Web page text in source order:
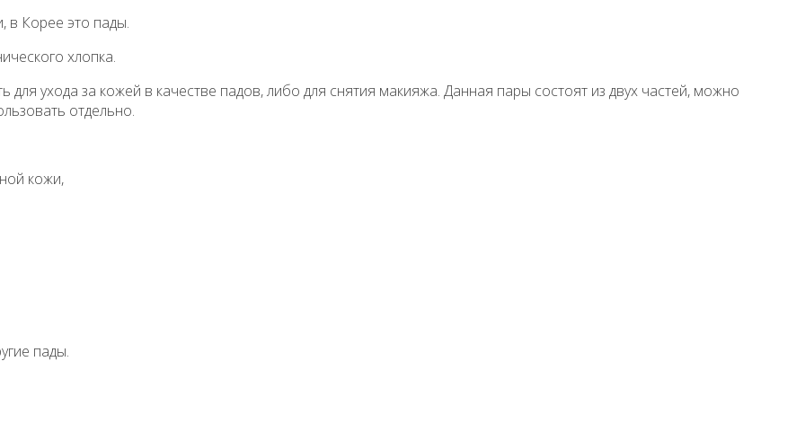
в Корее это пады.
хлопка.
ухода за кожей в качестве падов, либо для снятия макияжа. Данная пары состоят из двух частей, можно
отдельно.
кожи,
пады.